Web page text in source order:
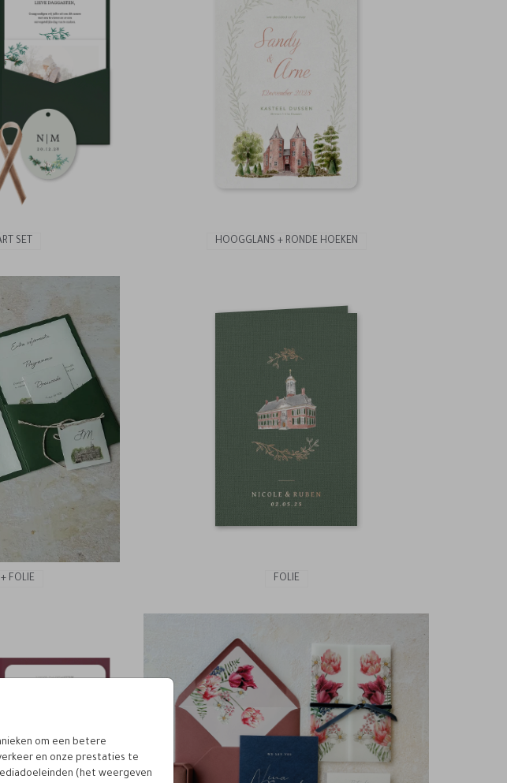
om een betere
en onze prestaties te
(het weergeven
SET HOOGGLANS + RONDE HOEKEN
FOLIE FOLIE